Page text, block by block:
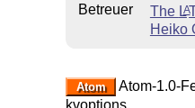
Betreuer
The LA
Heiko
Atom
Atom-1.0-
kvoptions.